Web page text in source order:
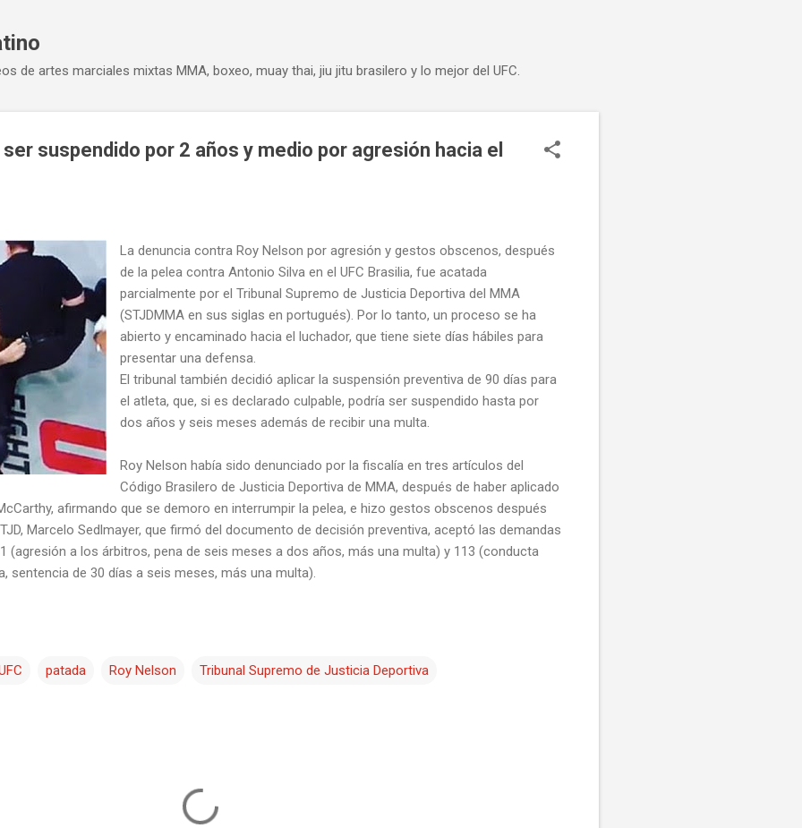
de artes marciales mixtas MMA, boxeo, muay thai, jiu jitu brasilero y lo mejor del UFC.
suspendido por 2 años y medio por agresión hacia el
La denuncia contra Roy Nelson por agresión y gestos obscenos, después
de la pelea contra Antonio Silva en el UFC Brasilia, fue acatada
parcialmente por el Tribunal Supremo de Justicia Deportiva del MMA
(STJDMMA en sus siglas en portugués). Por lo tanto, un proceso se ha
abierto y encaminado hacia el luchador, que tiene siete días hábiles para
presentar una defensa.
El tribunal también decidió aplicar la suspensión preventiva de 90 días para
el atleta, que, si es declarado culpable, podría ser suspendido hasta por
dos años y seis meses además de recibir una multa.
Roy Nelson había sido denunciado por la fiscalía en tres artículos del
Código Brasilero de Justicia Deportiva de MMA, después de haber aplicado
afirmando que se demoro en interrumpir la pelea, e hizo gestos obscenos después
Marcelo Sedlmayer, que firmó del documento de decisión preventiva, aceptó las demandas
(agresión a los árbitros, pena de seis meses a dos años, más una multa) y 113 (conducta
sentencia de 30 días a seis meses, más una multa).
patada Roy Nelson Tribunal Supremo de Justicia Deportiva